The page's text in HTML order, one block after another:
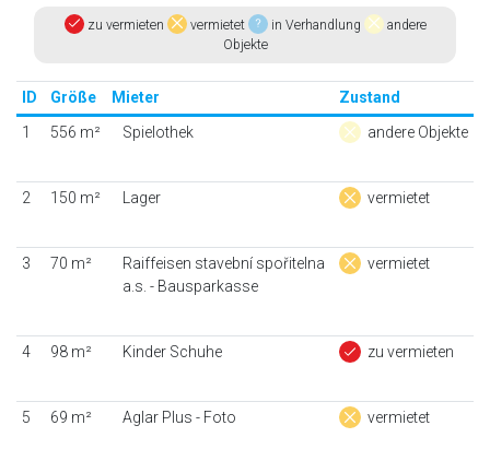
zu vermieten vermietet in Verhandlung
andere
Objekte
ID Größe Mieter
Zustand
1
556 m² Spielothek andere Objekte
2 150 m² Lager vermietet
3 70 m²
Raiffeisen stavební spořitelna
a.s. - Bausparkasse
vermietet
4 98 m² Kinder Schuhe zu vermieten
5 69 m² Aglar Plus - Foto vermietet